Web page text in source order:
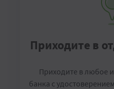
Приходите в
Приходите в любое
банка с